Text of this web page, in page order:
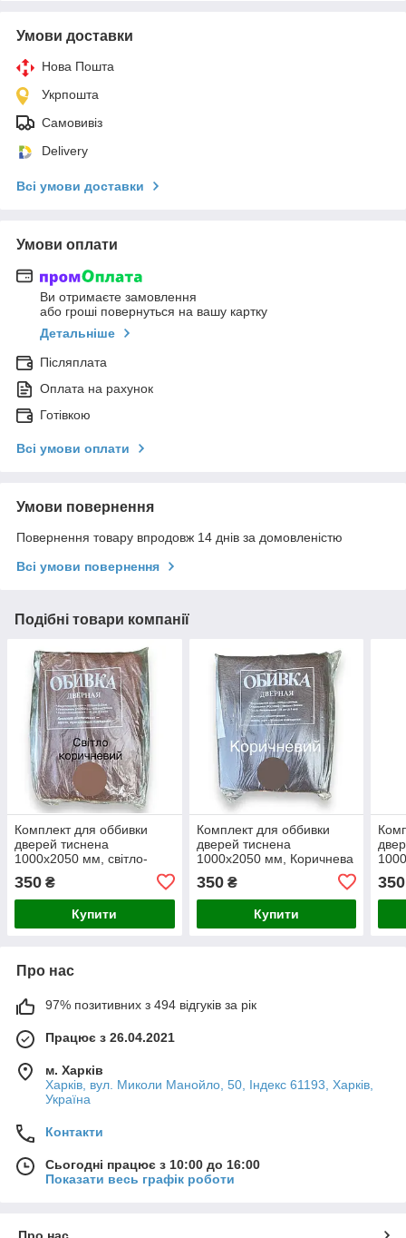
Умови доставки
Нова Пошта
Укрпошта
Самовивіз
Delivery
Всі умови доставки
Умови оплати
Ви отримаєте замовлення
або гроші повернуться на вашу картку
Детальніше
Післяплата
Оплата на рахунок
Готівкою
Всі умови оплати
Умови повернення
Повернення товару впродовж 14 днів за домовленістю
Всі умови повернення
Подібні товари компанії
Комплект для оббивки
дверей тиснена
1000х2050 мм, світло-
350 ₴
Купити
Комплект для оббивки
дверей тиснена
1000х2050 мм, Коричнева
350₴
Купити
350
Про нас
97% позитивних з 494 відгуків за рік
Працює з 26.04.2021
м. Харків
Харків, вул. Миколи Манойло, 50, Індекс 61193, Харків,
Україна
Контакти
Сьогодні працює з 10:00 до 16:00
Показати весь графік роботи